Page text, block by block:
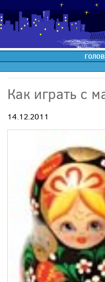
Как играть с
14.12.2011